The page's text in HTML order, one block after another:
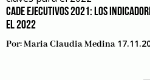
CADE EJECUTIVOS 2021: LOS
EL 2022
Por:Maria Claudia Medina